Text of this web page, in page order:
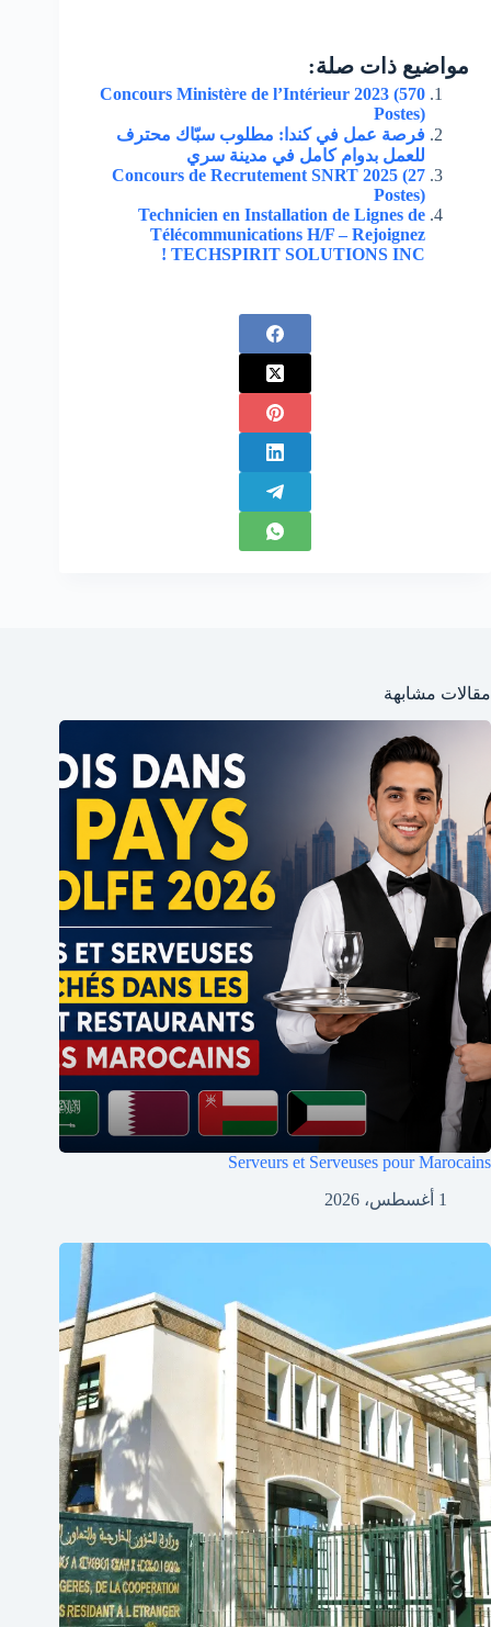
مواضيع ذات صلة:
Concours Ministère de l’Intérieur 2023 (570
Postes)
فرصة عمل في كندا: مطلوب سبّاك محترف
للعمل بدوام كامل في مدينة سري
Concours de Recrutement SNRT 2025 (27
Postes)
Technicien en Installation de Lignes de
Télécommunications H/F – Rejoignez
TECHSPIRIT SOLUTIONS INC !
مقالات مشابهة
Serveurs et Serveuses pour Marocains
1 أغسطس، 2026